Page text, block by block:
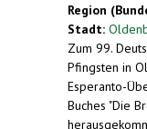
Region
Stadt:
Zum 99.
Pfingsten in
Esperanto-
Buches "Die